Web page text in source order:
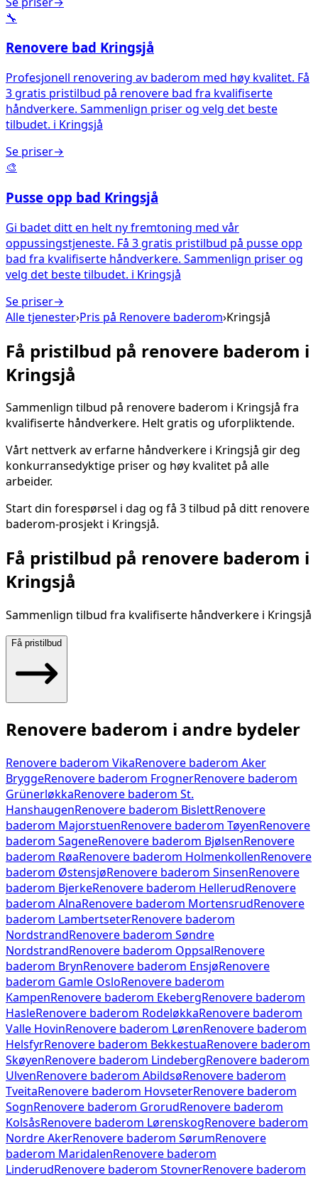
🔧
Renovere bad Kringsjå
Profesjonell renovering av baderom med høy kvalitet. Få
3 gratis pristilbud på renovere bad fra kvalifiserte
håndverkere. Sammenlign priser og velg det beste
tilbudet. i Kringsjå
Se priser→
🎨
Pusse opp bad Kringsjå
Gi badet ditt en helt ny fremtoning med vår
oppussingstjeneste. Få 3 gratis pristilbud på pusse opp
bad fra kvalifiserte håndverkere. Sammenlign priser og
velg det beste tilbudet. i Kringsjå
Se priser→
Alle tjenester›Pris på Renovere baderom›Kringsjå
Få pristilbud på renovere baderom i
Kringsjå
Sammenlign tilbud på renovere baderom i Kringsjå fra
kvalifiserte håndverkere. Helt gratis og uforpliktende.
Vårt nettverk av erfarne håndverkere i Kringsjå gir deg
konkurransedyktige priser og høy kvalitet på alle
arbeider.
Start din forespørsel i dag og få 3 tilbud på ditt renovere
baderom-prosjekt i Kringsjå.
Få pristilbud på renovere baderom i
Kringsjå
Sammenlign tilbud fra kvalifiserte håndverkere i Kringsjå
Få pristilbud
Renovere baderom i andre bydeler
Renovere baderom VikaRenovere baderom Aker
BryggeRenovere baderom FrognerRenovere baderom
GrünerløkkaRenovere baderom St.
HanshaugenRenovere baderom BislettRenovere
baderom MajorstuenRenovere baderom TøyenRenovere
baderom SageneRenovere baderom BjølsenRenovere
baderom RøaRenovere baderom HolmenkollenRenovere
baderom ØstensjøRenovere baderom SinsenRenovere
baderom BjerkeRenovere baderom HellerudRenovere
baderom AlnaRenovere baderom MortensrudRenovere
baderom LambertseterRenovere baderom
NordstrandRenovere baderom Søndre
NordstrandRenovere baderom OppsalRenovere
baderom BrynRenovere baderom EnsjøRenovere
baderom Gamle OsloRenovere baderom
KampenRenovere baderom EkebergRenovere baderom
HasleRenovere baderom RodeløkkaRenovere baderom
Valle HovinRenovere baderom LørenRenovere baderom
HelsfyrRenovere baderom BekkestuaRenovere baderom
SkøyenRenovere baderom LindebergRenovere baderom
UlvenRenovere baderom AbildsøRenovere baderom
TveitaRenovere baderom HovseterRenovere baderom
SognRenovere baderom GrorudRenovere baderom
KolsåsRenovere baderom LørenskogRenovere baderom
Nordre AkerRenovere baderom SørumRenovere
baderom MaridalenRenovere baderom
LinderudRenovere baderom StovnerRenovere baderom